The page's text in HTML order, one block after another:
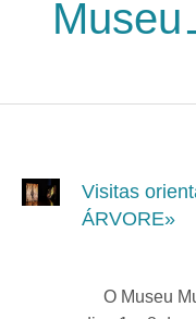
Passar para o conteúdo
Museu
Visitas
ÁRVORE»
O Museu